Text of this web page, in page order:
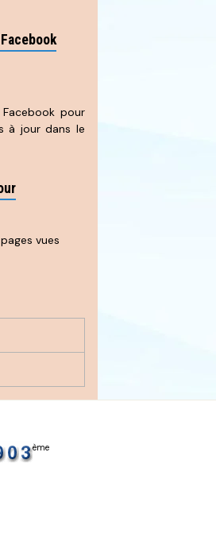
pour
à jour dans le
pages vues
ème